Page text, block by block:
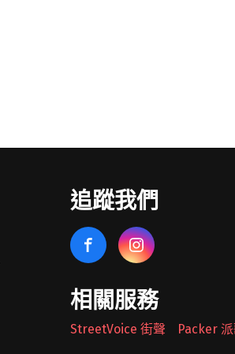
追蹤我們
相關服務
StreetVoice 街聲 Packer